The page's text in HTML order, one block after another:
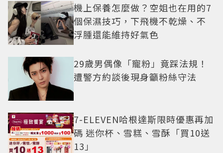
機上保養怎麼做？空姐也在用的7
個保濕技巧，下飛機不乾燥、不
浮腫還能維持好氣色
29歲男偶像「寵粉」竟踩法規！
遭警方約談後現身籲粉絲守法
7-ELEVEN哈根達斯限時優惠再加
碼 迷你杯、雪糕、雪酥「買10送
13」